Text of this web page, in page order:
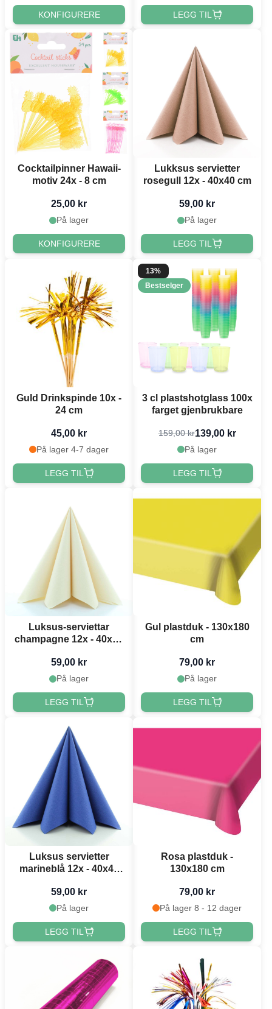
KONFIGURERE LEGG TIL
Cocktailpinner Hawaii-
motiv 24x - 8 cm
25,00 kr
På lager
KONFIGURERE
Lukksus servietter
rosegull 12x - 40x40 cm
59,00 kr
På lager
LEGG TIL
Guld Drinkspinde 10x -
24 cm
45,00 kr
På lager 4-7 dager
LEGG TIL
13%
Bestselger
3 cl plastshotglass 100x
farget gjenbrukbare
159,00 kr139,00 kr
På lager
LEGG TIL
Luksus-serviettar
champagne 12x - 40x40
59,00 kr
På lager
LEGG TIL
Gul plastduk - 130x180
cm
79,00 kr
På lager
LEGG TIL
Luksus servietter
marineblå 12x - 40x40
59,00 kr
På lager
LEGG TIL
Rosa plastduk -
130x180 cm
79,00 kr
På lager 8 - 12 dager
LEGG TIL